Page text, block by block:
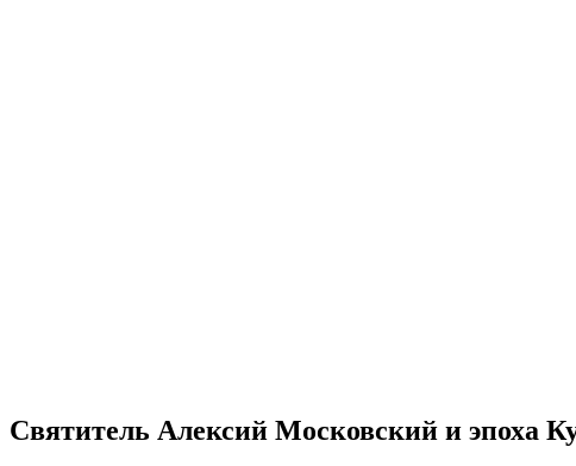
Святитель Алексий Московский и эпоха